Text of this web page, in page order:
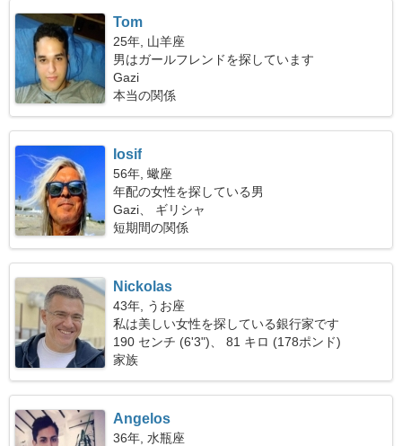
Tom
25年, 山羊座
男はガールフレンドを探しています
Gazi
本当の関係
Iosif
56年, 蠍座
年配の女性を探している男
Gazi、 ギリシャ
短期間の関係
Νickolas
43年, うお座
私は美しい女性を探している銀行家です
190 センチ (6'3")、 81 キロ (178ポンド)
家族
Angelos
36年, 水瓶座